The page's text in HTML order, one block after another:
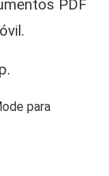
PDF
para